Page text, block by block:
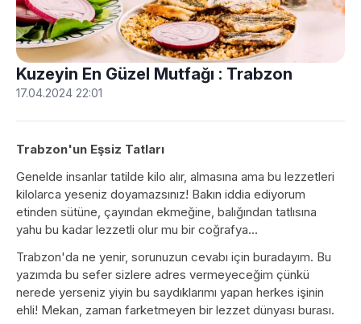
Kuzeyin En Güzel Mutfağı : Trabzon
17.04.2024 22:01
Trabzon'un Eşsiz Tatları
Genelde insanlar tatilde kilo alır, almasına ama bu lezzetleri
kilolarca yeseniz doyamazsınız! Bakın iddia ediyorum
etinden sütüne, çayından ekmeğine, balığından tatlısına
yahu bu kadar lezzetli olur mu bir coğrafya...
Trabzon'da ne yenir, sorunuzun cevabı için buradayım. Bu
yazımda bu sefer sizlere adres vermeyeceğim çünkü
nerede yerseniz yiyin bu saydıklarımı yapan herkes işinin
ehli! Mekan, zaman farketmeyen bir lezzet dünyası burası.